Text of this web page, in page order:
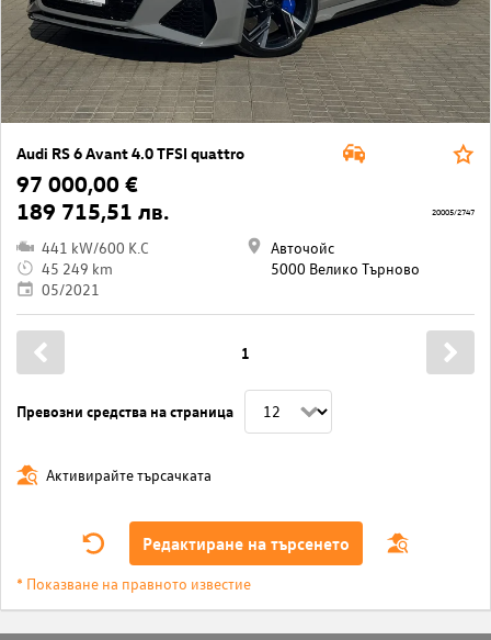
Audi RS 6 Avant 4.0 TFSI quattro
97 000,00 €
189 715,51 лв.
441 kW/600 K.C
45 249 km
05/2021
Авточойс
5000 Велико Търново
20005/2747
Превозни средства на страница
1
Активирайте търсачката
Редактиране на търсенето
* Показване на правното известие